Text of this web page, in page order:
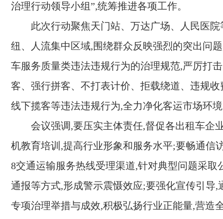
治理行动领导小组”,统筹推进各项工作。
此次行动聚焦天门站、万达广场、人民医
纽、人流集中区域,围绕群众反映强烈的突出问
车服务质量类违法违规行为的治理规范,严厉打
客、强行拼客、不打表计价、拒载绕道、违规
线下揽客等违法违规行为,全力净化客运市场环
会议强调,要压实主体责任,督促各出租车企
机教育培训,提高行业形象和服务水平;要畅通信
8交通运输服务热线受理渠道,针对典型问题采取
通报等方式,形成警示震慑效应;要强化宣传引导,
专项治理举措与成效,积极弘扬行业正能量,营造